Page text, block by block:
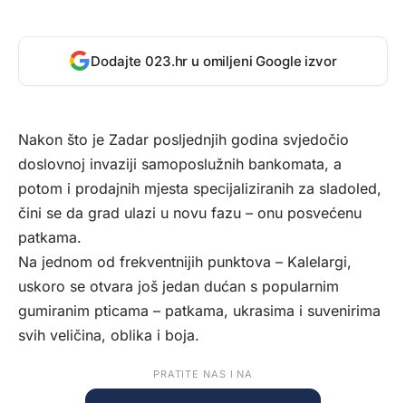
Dodajte 023.hr u omiljeni Google izvor
Nakon što je Zadar posljednjih godina svjedočio
doslovnoj invaziji samoposlužnih bankomata, a
potom i prodajnih mjesta specijaliziranih za sladoled,
čini se da grad ulazi u novu fazu – onu posvećenu
patkama.
Na jednom od frekventnijih punktova – Kalelargi,
uskoro se otvara još jedan dućan s popularnim
gumiranim pticama – patkama, ukrasima i suvenirima
svih veličina, oblika i boja.
PRATITE NAS I NA